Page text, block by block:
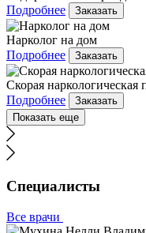
Подробнее
Заказать
Нарколог на дом
Подробнее
Заказать
Скорая наркологическая
Подробнее
Заказать
Показать еще
Специалисты
Все врачи